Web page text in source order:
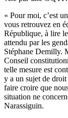
« Pour moi, c’est
vous retrouvez en
République, à lire
attendu par les
Stéphane Demilly.
Conseil
telle mesure est
y a un sujet de
faire croire que
situation ne
Narassiguin.